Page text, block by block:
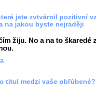
jste zvtvárnil pozitivní
na jakou byste nejraději
žiju. No a na to škaredé
titul medzi vaše obľúbené?